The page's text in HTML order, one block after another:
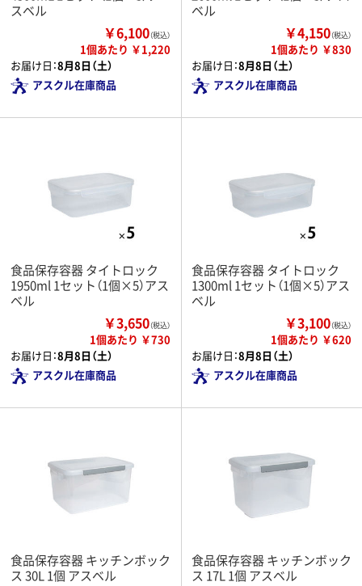
スベル
￥6,100（税込）
1個あたり ￥1,220
お届け日：8月8日（土）
アスクル在庫商品
ベル
￥4,150（税込）
1個あたり ￥830
お届け日：8月8日（土）
アスクル在庫商品
食品保存容器 タイトロック
1950ml 1セット（1個×5）アス
ベル
￥3,650（税込）
1個あたり ￥730
お届け日：8月8日（土）
アスクル在庫商品
食品保存容器 タイトロック
1300ml 1セット（1個×5）アス
ベル
￥3,100（税込）
1個あたり ￥620
お届け日：8月8日（土）
アスクル在庫商品
食品保存容器 キッチンボック
ス 30L 1個 アスベル
食品保存容器 キッチンボック
ス 17L 1個 アスベル